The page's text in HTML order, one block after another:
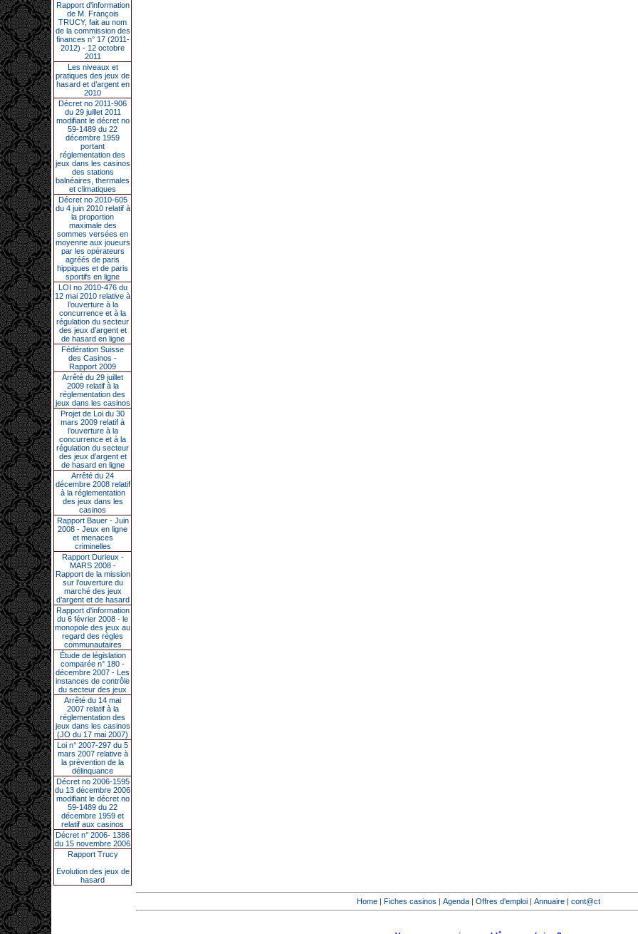
Rapport d'information
de M. François
TRUCY, fait au nom
de la commission des
finances n° 17 (2011-
2012) - 12 octobre
2011
Les niveaux et
pratiques des jeux de
hasard et d’argent en
2010
Décret no 2011-906
du 29 juillet 2011
modifiant le décret no
59-1489 du 22
décembre 1959
portant
réglementation des
jeux dans les casinos
des stations
balnéaires, thermales
et climatiques
Décret no 2010-605
du 4 juin 2010 relatif à
la proportion
maximale des
sommes versées en
moyenne aux joueurs
par les opérateurs
agréés de paris
hippiques et de paris
sportifs en ligne
LOI no 2010-476 du
12 mai 2010 relative à
l’ouverture à la
concurrence et à la
régulation du secteur
des jeux d’argent et
de hasard en ligne
Fédération Suisse
des Casinos -
Rapport 2009
Arrêté du 29 juillet
2009 relatif à la
réglementation des
jeux dans les casinos
Projet de Loi du 30
mars 2009 relatif à
l’ouverture à la
concurrence et à la
régulation du secteur
des jeux d’argent et
de hasard en ligne
Arrêté du 24
décembre 2008 relatif
à la réglementation
des jeux dans les
casinos
Rapport Bauer - Juin
2008 - Jeux en ligne
et menaces
criminelles
Rapport Durieux -
MARS 2008 -
Rapport de la mission
sur l’ouverture du
marché des jeux
d’argent et de hasard
Rapport d'information
du 6 février 2008 - le
monopole des jeux au
regard des règles
communautaires
Étude de législation
comparée n° 180 -
décembre 2007 - Les
instances de contrôle
du secteur des jeux
Arrêté du 14 mai
2007 relatif à la
réglementation des
jeux dans les casinos
(JO du 17 mai 2007)
Loi n° 2007-297 du 5
mars 2007 relative à
la prévention de la
délinquance
Décret no 2006-1595
du 13 décembre 2006
modifiant le décret no
59-1489 du 22
décembre 1959 et
relatif aux casinos
Décret n° 2006- 1386
du 15 novembre 2006
Rapport Trucy
Evolution des jeux de
hasard
Home | Fiches casinos | Agenda | Offres d'emploi | Annuaire | cont@ct